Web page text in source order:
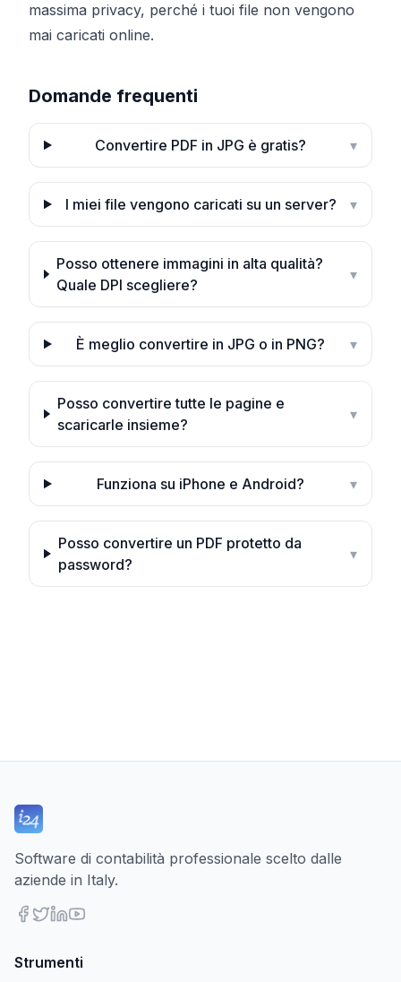
massima privacy, perché i tuoi file non vengono
mai caricati online.
Domande frequenti
Convertire PDF in JPG è gratis? ▾
I miei file vengono caricati su un server? ▾
Posso ottenere immagini in alta qualità?
Quale DPI scegliere?
▾
È meglio convertire in JPG o in PNG? ▾
Posso convertire tutte le pagine e
scaricarle insieme?
▾
Funziona su iPhone e Android? ▾
Posso convertire un PDF protetto da
password?
▾
Software di contabilità professionale scelto dalle
aziende in Italy.
Strumenti